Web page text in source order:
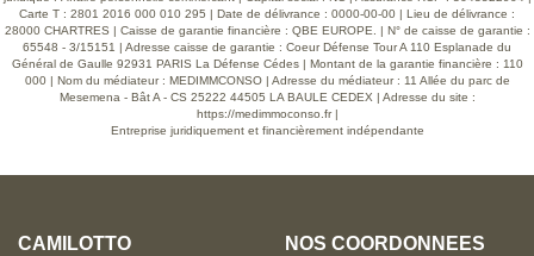
où il est facile de se projeter. Contactez-nous pour plus
d'informations !
Carte T : 2801 2016 000 010 295 | Date de délivrance : 0000-00-00 | Lieu de délivrance :
28000 CHARTRES | Caisse de garantie financière : QBE EUROPE. | N° de caisse de garantie :
65548 - 3/15151 | Adresse caisse de garantie : Coeur Défense Tour A 110 Esplanade du
Général de Gaulle 92931 PARIS La Défense Cédes | Montant de la garantie financière : 110
000 | Nom du médiateur : MEDIMMCONSO | Adresse du médiateur : 11 Allée du parc de
Mesemena - Bât A - CS 25222 44505 LA BAULE CEDEX | Adresse du site :
https://medimmoconso.fr|
Entreprise juridiquement et financièrement indépendante
CAMILOTTO NOS COORDONNÉES